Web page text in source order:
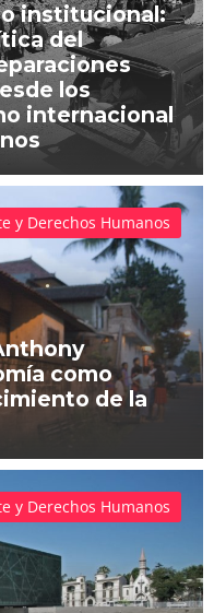
institucional:
del
los
internacional
como
de la
y Derechos Humanos
y Derechos Humanos